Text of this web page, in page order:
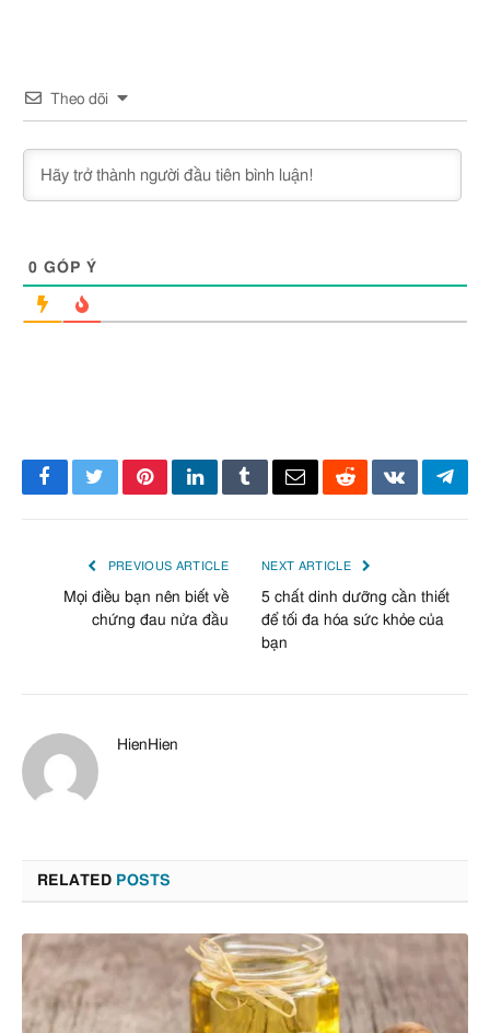
Theo dõi
0 GÓP Ý
Facebook
TwitterPinterestLinkedInTumblrEmailRedditVKontakte
PREVIOUS ARTICLE
Mọi điều bạn nên biết về
chứng đau nửa đầu
NEXT ARTICLE
5 chất dinh dưỡng cần thiết
để tối đa hóa sức khỏe của
bạn
HienHien
RELATED POSTS